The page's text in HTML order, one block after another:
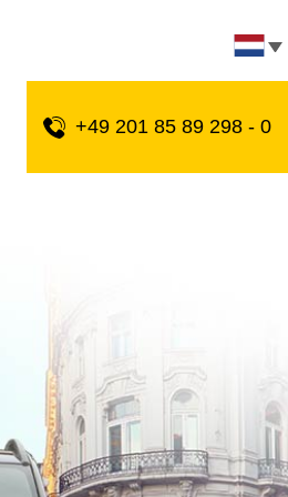
+49 201 85 89 298 - 0